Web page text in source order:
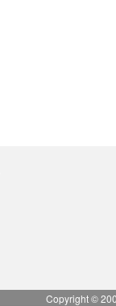
Copyright ©